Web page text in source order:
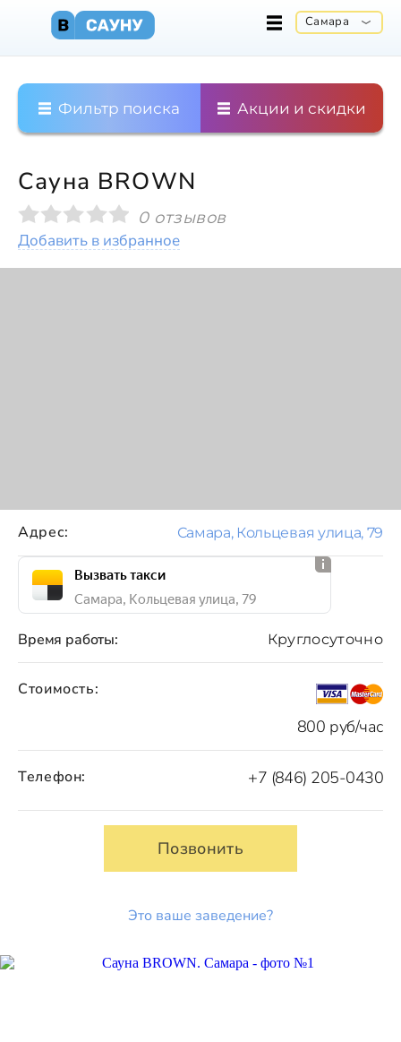
Самара
Фильтр поиска Акции и скидки
Сауна BROWN
0 отзывов
Добавить в избранное
Стоимость:
800 руб/час
Время работы: Круглосуточно
Телефон: +7 (846) 205-0430
Позвонить
Это ваше заведение?
Адрес: Самара, Кольцевая улица, 79
Вызвать такси
Самара, Кольцевая улица, 79